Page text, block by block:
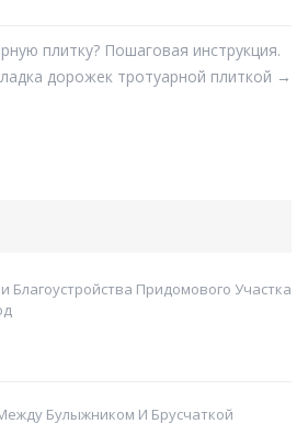
плитку? Пошаговая инструкция.
дорожек тротуарной плиткой →
Благоустройства Придомового Участка
Булыжником И Брусчаткой